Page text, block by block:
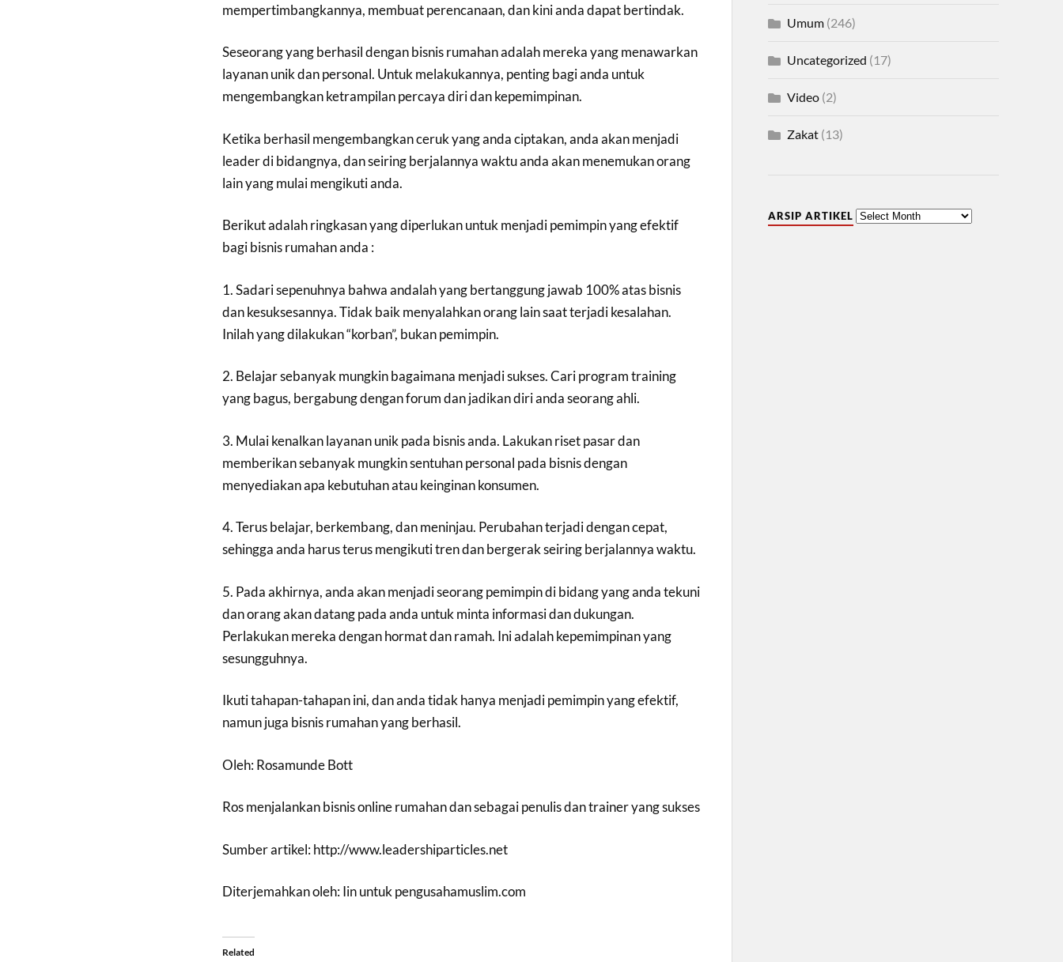
mempertimbangkannya, membuat perencanaan, dan kini anda dapat bertindak.
Seseorang yang berhasil dengan bisnis rumahan adalah mereka yang menawarkan
layanan unik dan personal. Untuk melakukannya, penting bagi anda untuk
mengembangkan ketrampilan percaya diri dan kepemimpinan.
Ketika berhasil mengembangkan ceruk yang anda ciptakan, anda akan menjadi
leader di bidangnya, dan seiring berjalannya waktu anda akan menemukan orang
lain yang mulai mengikuti anda.
Berikut adalah ringkasan yang diperlukan untuk menjadi pemimpin yang efektif
bagi bisnis rumahan anda :
1. Sadari sepenuhnya bahwa andalah yang bertanggung jawab 100% atas bisnis
dan kesuksesannya. Tidak baik menyalahkan orang lain saat terjadi kesalahan.
Inilah yang dilakukan “korban”, bukan pemimpin.
2. Belajar sebanyak mungkin bagaimana menjadi sukses. Cari program training
yang bagus, bergabung dengan forum dan jadikan diri anda seorang ahli.
3. Mulai kenalkan layanan unik pada bisnis anda. Lakukan riset pasar dan
memberikan sebanyak mungkin sentuhan personal pada bisnis dengan
menyediakan apa kebutuhan atau keinginan konsumen.
4. Terus belajar, berkembang, dan meninjau. Perubahan terjadi dengan cepat,
sehingga anda harus terus mengikuti tren dan bergerak seiring berjalannya waktu.
5. Pada akhirnya, anda akan menjadi seorang pemimpin di bidang yang anda tekuni
dan orang akan datang pada anda untuk minta informasi dan dukungan.
Perlakukan mereka dengan hormat dan ramah. Ini adalah kepemimpinan yang
sesungguhnya.
Ikuti tahapan-tahapan ini, dan anda tidak hanya menjadi pemimpin yang efektif,
namun juga bisnis rumahan yang berhasil.
Oleh: Rosamunde Bott
Ros menjalankan bisnis online rumahan dan sebagai penulis dan trainer yang sukses
Sumber artikel: http://www.leadershiparticles.net
Diterjemahkan oleh: Iin untuk pengusahamuslim.com
Related
Umum(246)
Uncategorized (17)
Video(2)
Zakat(13)
ARSIP ARTIKEL